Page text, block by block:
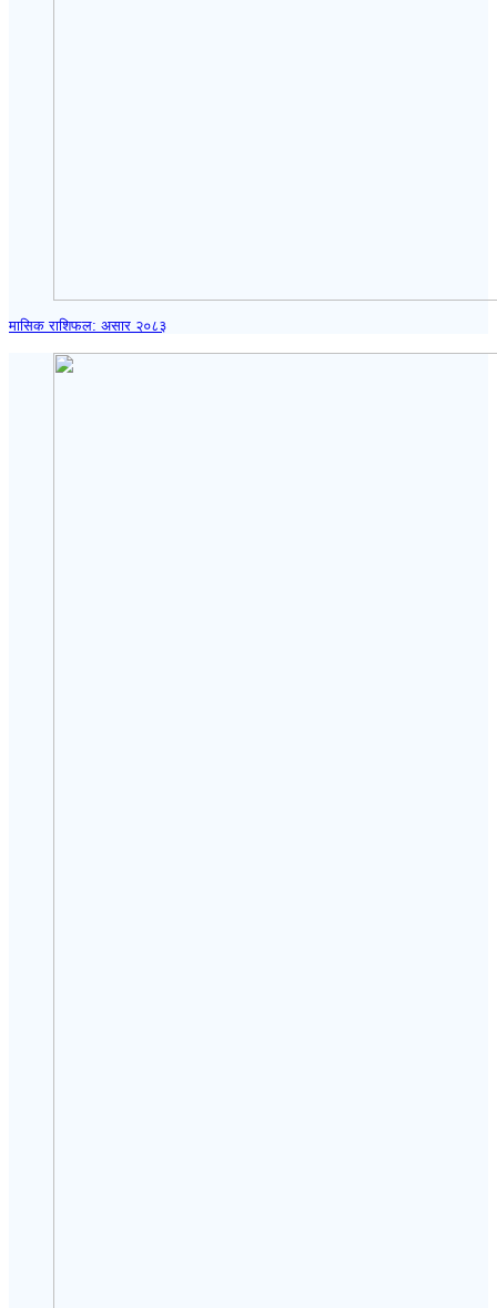
मासिक राशिफल: असार २०८३